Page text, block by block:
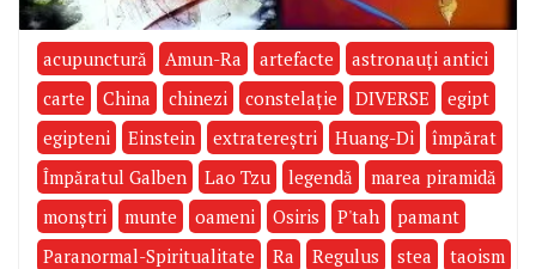
acupunctură Amun-Ra artefacte
astronauţi antici
carte
China chinezi constelaţie DIVERSE
egipt
egipteni
Einstein extratereştri Huang-Di
împărat
Împăratul Galben
Lao Tzu legendă
marea piramidă
monştri
munte oameni Osiris P'tah
pamant
Paranormal-Spiritualitate
Ra Regulus stea
taoism